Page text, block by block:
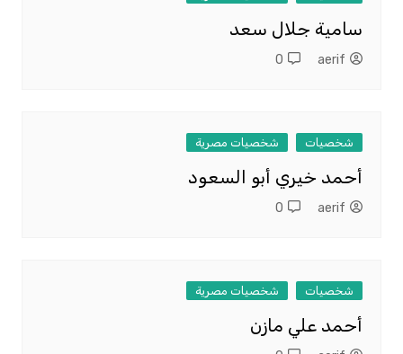
سامية جلال سعد
aerif
0
شخصيات شخصيات مصرية
أحمد خيري أبو السعود
aerif
0
شخصيات شخصيات مصرية
أحمد علي مازن